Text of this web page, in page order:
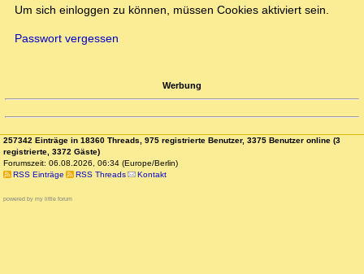
Um sich einloggen zu können, müssen Cookies aktiviert sein.
Passwort vergessen
Werbung
257342 Einträge in 18360 Threads, 975 registrierte Benutzer, 3375 Benutzer online (3
registrierte, 3372 Gäste)
Forumszeit: 06.08.2026, 06:34 (Europe/Berlin)
RSS Einträge
RSS Threads Kontakt
powered by my little forum